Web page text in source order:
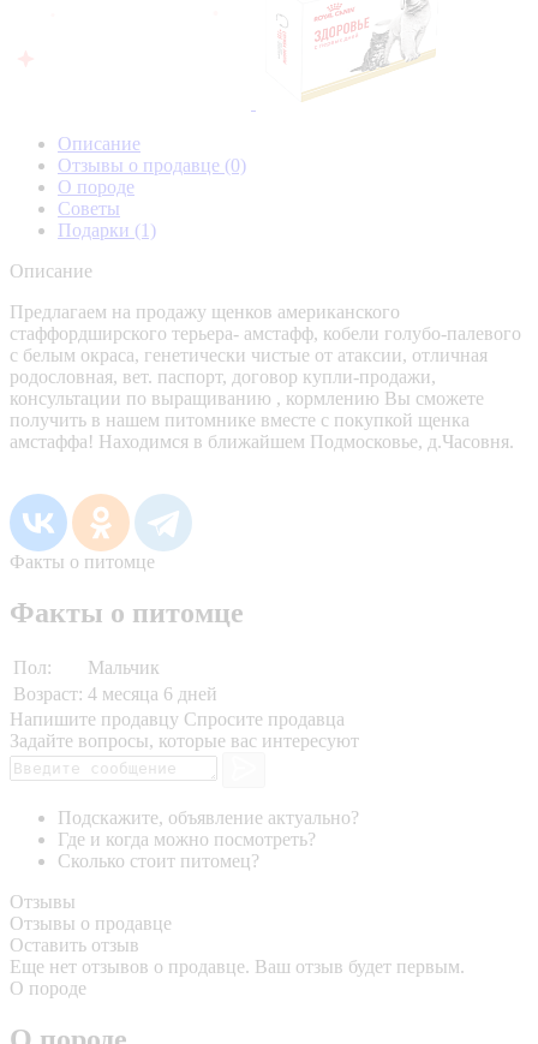
Описание
Отзывы о продавце (0)
О породе
Советы
Подарки (1)
Описание
Предлагаем на продажу щенков американского
стаффордширского терьера- амстафф, кобели голубо-палевого
с белым окраса, генетически чистые от атаксии, отличная
родословная, вет. паспорт, договор купли-продажи,
консультации по выращиванию , кормлению Вы сможете
получить в нашем питомнике вместе с покупкой щенка
амстаффа! Находимся в ближайшем Подмосковье, д.Часовня.
Факты о питомце
Факты о питомце
Пол:
Мальчик
Возраст: 4 месяца 6 дней
Напишите продавцу Спросите продавца
Задайте вопросы, которые вас интересуют
Подскажите, объявление актуально?
Где и когда можно посмотреть?
Сколько стоит питомец?
Отзывы
Отзывы о продавце
Оставить отзыв
Еще нет отзывов о продавце. Ваш отзыв будет первым.
О породе